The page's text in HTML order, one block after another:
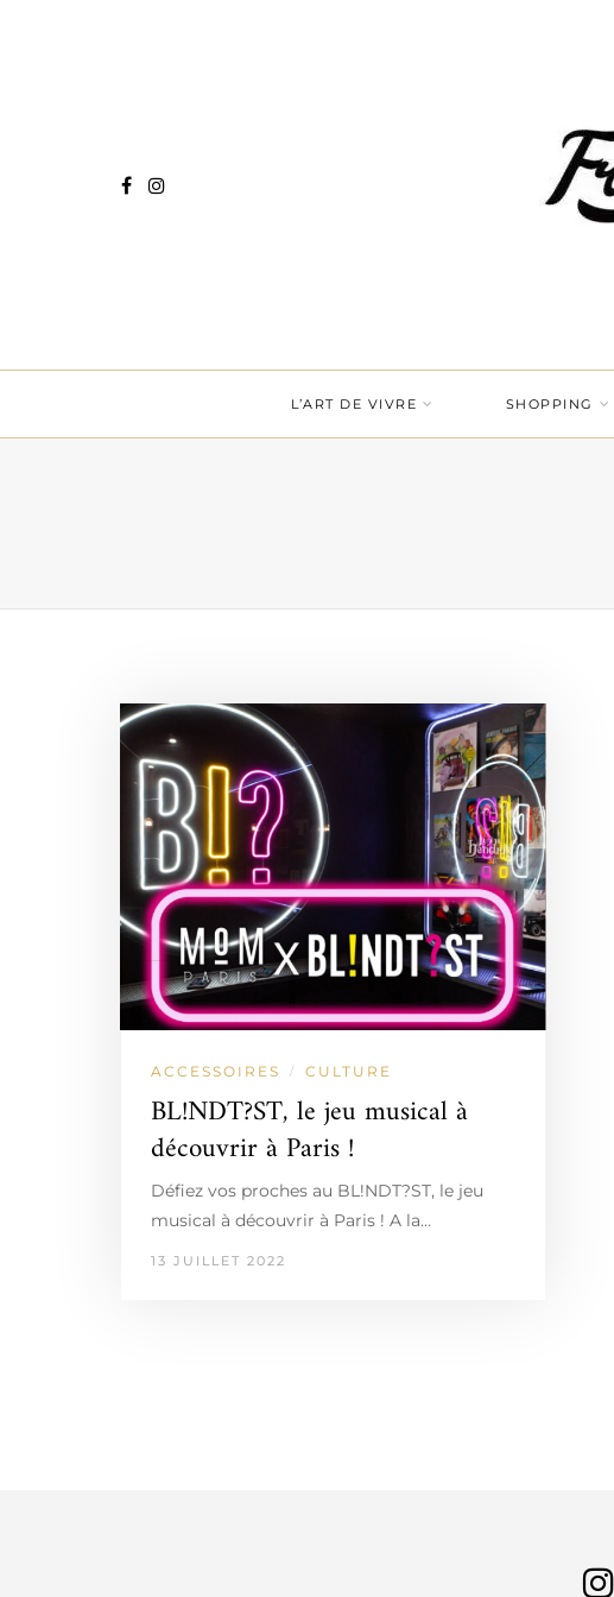
L’ART DE VIVRE SHOPPING
ACCESSOIRES / CULTURE
BL!NDT?ST, le jeu musical à
découvrir à Paris !
Défiez vos proches au BL!NDT?ST, le jeu
musical à découvrir à Paris ! A la…
13 JUILLET 2022